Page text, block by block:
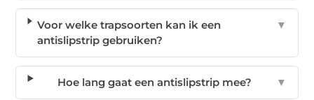
Voor welke trapsoorten kan ik een
antislipstrip gebruiken?
▼
Hoe lang gaat een antislipstrip mee? ▼